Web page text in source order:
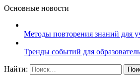
Основные новости
Методы повторения знаний для
Тренды событий для
Найти: